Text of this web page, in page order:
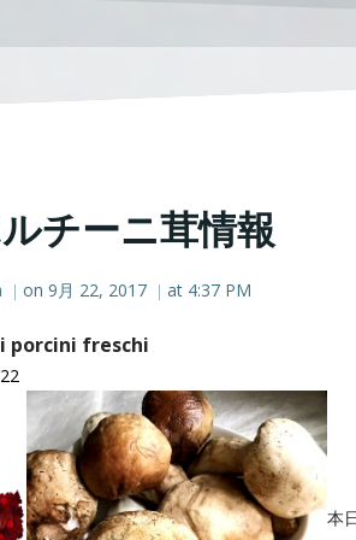
チーニ茸情報
| on 9月 22, 2017 | at 4:37 PM
porcini freschi
本